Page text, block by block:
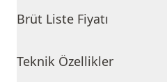
Brüt Liste Fiyatı
Teknik Özellikler